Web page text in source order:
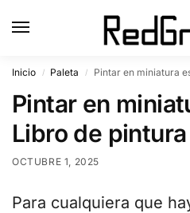
Inicio / Paleta / Pintar en miniatura
Pintar en
Libro de
OCTUBRE 1, 2025
Para cualquiera que